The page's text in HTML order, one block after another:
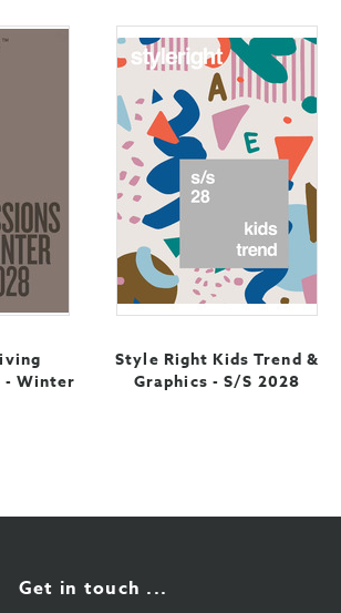
- Winter
Style Right Kids Trend &
Graphics - S/S 2028
Get in touch ...